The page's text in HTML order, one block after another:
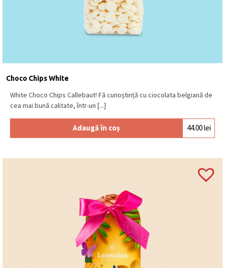
Choco Chips White
White Choco Chips Callebaut! Fă cunoștință cu ciocolata belgiană de
cea mai bună calitate, într-un [...]
Adaugă în coș 44.00lei